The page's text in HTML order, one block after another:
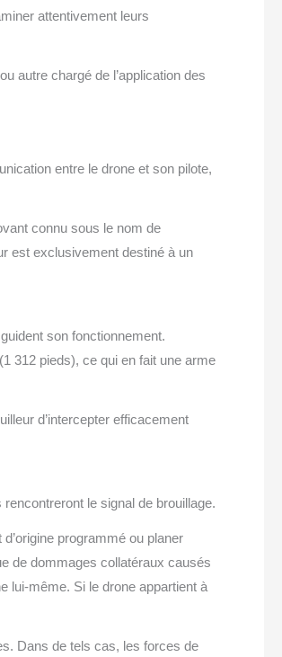
attentivement leurs
autre chargé de l’application des
entre le drone et son pilote,
connu sous le nom de
est exclusivement destiné à un
son fonctionnement.
312 pieds), ce qui en fait une arme
d’intercepter efficacement
le signal de brouillage.
programmé ou planer
de dommages collatéraux causés
lui-même. Si le drone appartient à
Dans de tels cas, les forces de